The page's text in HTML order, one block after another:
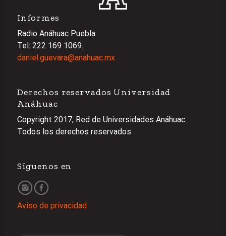
Informes
Radio Anáhuac Puebla.
Tel: 222 169 1069.
daniel.guevara@anahuac.mx
Derechos reservados Universidad
Anáhuac
Copyright 2017, Red de Universidades Anáhuac.
Todos los derechos reservados
Síguenos en
Aviso de privacidad